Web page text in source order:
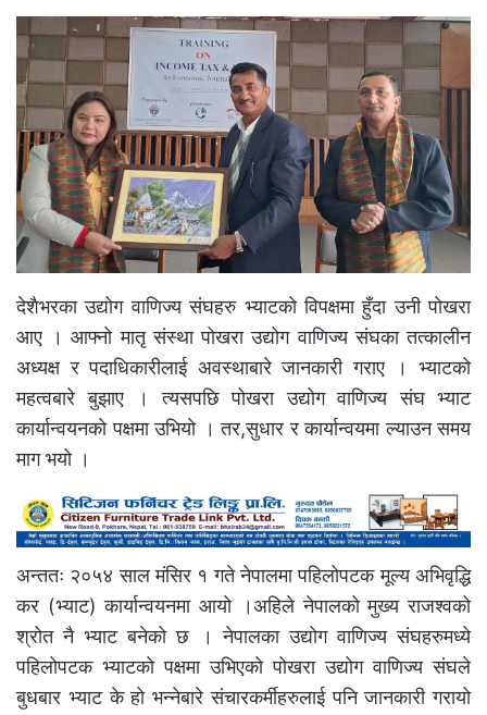
देशैभरका उद्योग वाणिज्य संघहरु भ्याटको विपक्षमा हुँदा उनी पोखरा
आए । आफ्नो मातृ संस्था पोखरा उद्योग वाणिज्य संघका तत्कालीन
अध्यक्ष र पदाधिकारीलाई अवस्थाबारे जानकारी गराए । भ्याटको
महत्वबारे बुझाए । त्यसपछि पोखरा उद्योग वाणिज्य संघ भ्याट
कार्यान्वयनको पक्षमा उभियो । तर,सुधार र कार्यान्वयमा ल्याउन समय
माग भयो ।
अन्ततः २०५४ साल मंसिर १ गते नेपालमा पहिलोपटक मूल्य अभिवृद्धि
कर (भ्याट) कार्यान्वयनमा आयो ।अहिले नेपालको मुख्य राजश्वको
श्रोत नै भ्याट बनेको छ । नेपालका उद्योग वाणिज्य संघहरुमध्ये
पहिलोपटक भ्याटको पक्षमा उभिएको पोखरा उद्योग वाणिज्य संघले
बुधबार भ्याट के हो भन्नेबारे संचारकर्मीहरुलाई पनि जानकारी गरायो